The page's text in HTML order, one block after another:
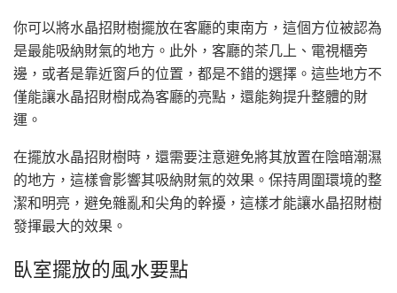
你可以將水晶招財樹擺放在客廳的東南方，這個方位被認為
是最能吸納財氣的地方。此外，客廳的茶几上、電視櫃旁
邊，或者是靠近窗戶的位置，都是不錯的選擇。這些地方不
僅能讓水晶招財樹成為客廳的亮點，還能夠提升整體的財
運。
在擺放水晶招財樹時，還需要注意避免將其放置在陰暗潮濕
的地方，這樣會影響其吸納財氣的效果。保持周圍環境的整
潔和明亮，避免雜亂和尖角的幹擾，這樣才能讓水晶招財樹
發揮最大的效果。
臥室擺放的風水要點